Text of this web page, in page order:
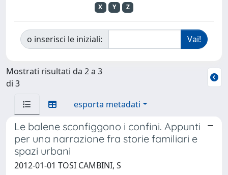
X
Y Z
o inserisci le iniziali:
Mostrati risultati da 2 a 3
di 3
esporta metadati
Le balene sconfiggono i confini. Appunti
per una narrazione fra storie familiari e
spazi urbani
2012-01-01 TOSI CAMBINI, S